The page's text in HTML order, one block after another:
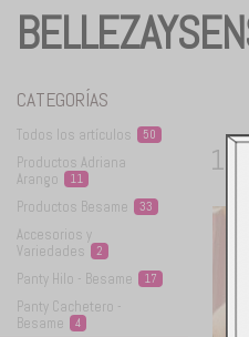
CATEGORÍAS
Todos los artículos 50
Productos Adriana
Arango
11
Productos Besame 33
Accesorios y
Variedades
2
Panty Hilo - Besame 17
Panty Cachetero -
Besame
4
1